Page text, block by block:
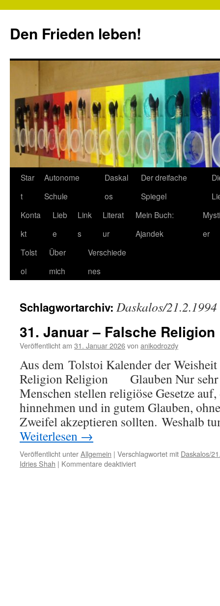
springen
Den Frieden leben!
Star
t
Autonome
Schule
Daskal
os
Der dreifache
Spiegel
Konta
kt
Lieb
e
Link
s
Literat
ur
Mein Buch:
Ajandek
er
Tolst
oi
Über
mich
Verschiede
nes
Schlagwortarchiv: Daskalos/21.2.1994
31. Januar – Falsche Religion
Veröffentlicht am 31. Januar 2026von anikodrozdy
Aus dem Tolstoi Kalender der Weisheit
Religion Religion Glauben Nur sehr
Menschen stellen religiöse Gesetze auf,
hinnehmen und in gutem Glauben,
Zweifel akzeptieren sollten. Weshalb
Weiterlesen →
Veröffentlicht unterAllgemein | Verschlagwortet mit Daskalos/
Idries Shah | Kommentare deaktiviertfür